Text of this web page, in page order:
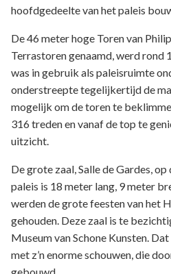
hoofdgedeelte van het paleis
De 46 meter hoge Toren van
Terrastoren genaamd, werd rond
was in gebruik als paleisruimte
onderstreepte tegelijkertijd de
mogelijk om de toren te
316 treden en vanaf de top te
uitzicht.
De grote zaal, Salle de Gardes,
paleis is 18 meter lang, 9 meter
werden de grote feesten van het
gehouden. Deze zaal is te
Museum van Schone Kunsten.
met z’n enorme schouwen, die